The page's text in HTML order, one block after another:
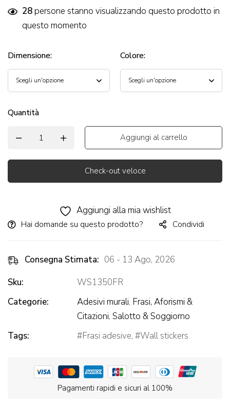
28persone stanno visualizzando questo prodotto in
questo momento
Dimensione: Colore:
Quantità
Aggiungi al carrello
Check-out veloce
Aggiungi alla mia wishlist
Hai domande su questo prodotto? Condividi
Consegna Stimata: 06 - 13 Ago, 2026
Sku:
WS1350FR
Categorie:
Adesivi murali, Frasi, Aforismi &
Citazioni, Salotto & Soggiorno
Tags:
Frasi adesive, Wall stickers
Pagamenti rapidi e sicuri al 100%